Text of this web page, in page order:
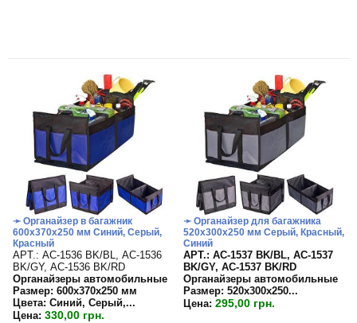
➛ Органайзер в багажник
600х370х250 мм Синий, Серый,
Красный
APT.: АС-1536 BK/BL, АС-1536
BK/GY, АС-1536 BK/RD
Органайзеры автомобильные
Размер: 600х370х250 мм
Цвета: Синий, Серый,...
Цена: 330,00 грн.
➛ Органайзер для багажника
520х300х250 мм Серый, Красный,
Синий
APT.: АС-1537 BK/BL, АС-1537
BK/GY, АС-1537 BK/RD
Органайзеры автомобильные
Размер: 520х300х250...
Цена: 295,00 грн.